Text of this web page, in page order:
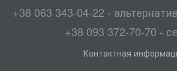
+38 063 343-04-22 -
+38 093 372-70-70 -
Контактная